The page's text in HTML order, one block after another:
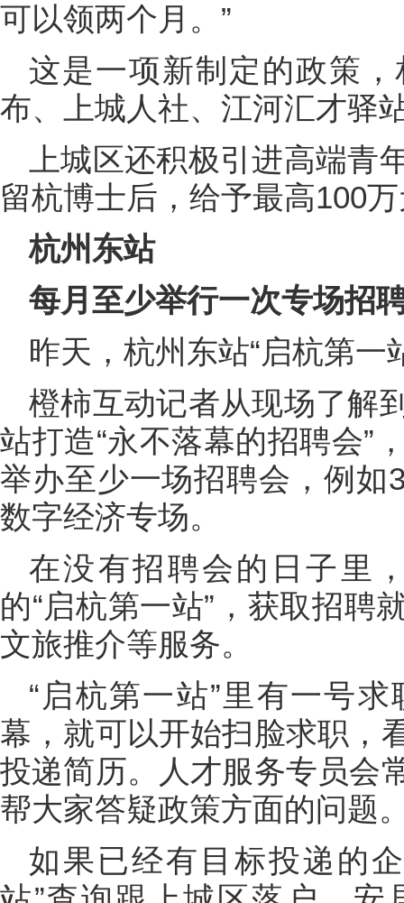
可以领两个月。”
这是一项新制定的政策
布、上城人社、江河汇才驿
上城区还积极引进高端青
留杭博士后，给予最高100
杭州东站
每月至少举行一次专场招
昨天，杭州东站“启杭第一
橙柿互动记者从现场了解
站打造“永不落幕的招聘会”
举办至少一场招聘会，例
数字经济专场。
在没有招聘会的日子里
的“启杭第一站”，获取招聘
文旅推介等服务。
“启杭第一站”里有一号
幕，就可以开始扫脸求职，
投递简历。人才服务专员会
帮大家答疑政策方面的问题
如果已经有目标投递的